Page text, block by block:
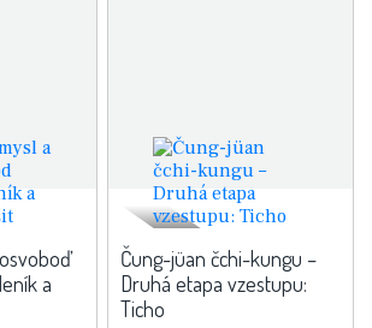
a
Čung-jüan čchi-kungu –
Druhá etapa vzestupu:
Ticho